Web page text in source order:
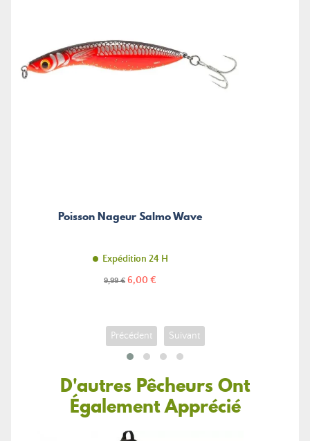
Poisson Nageur Salmo Wave
Expédition 24 H
Prix
9,99 € Prix
6,00 €
Précédent Suivant
D'autres Pêcheurs Ont
Également Apprécié